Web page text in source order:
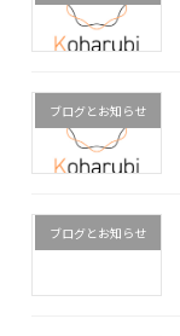
ブログとお知らせ
ブログとお知らせ